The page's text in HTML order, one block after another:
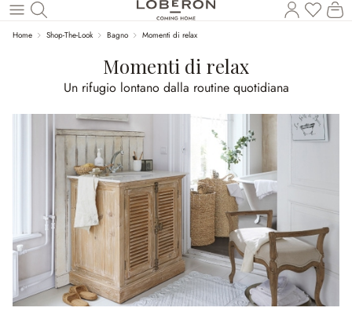
Torna al contenuto principale
Hai 0Il
Home Shop-The-Look Bagno Momenti di relax
Momenti di relax
Un rifugio lontano dalla routine quotidiana